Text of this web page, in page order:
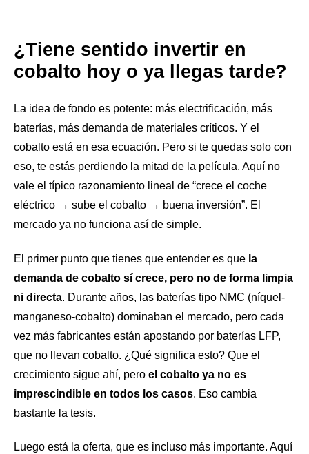
¿Tiene sentido invertir en
cobalto hoy o ya llegas tarde?
La idea de fondo es potente: más electrificación, más
baterías, más demanda de materiales críticos. Y el
cobalto está en esa ecuación. Pero si te quedas solo con
eso, te estás perdiendo la mitad de la película. Aquí no
vale el típico razonamiento lineal de “crece el coche
eléctrico → sube el cobalto → buena inversión”. El
mercado ya no funciona así de simple.
El primer punto que tienes que entender es que la
demanda de cobalto sí crece, pero no de forma limpia
ni directa. Durante años, las baterías tipo NMC (níquel-
manganeso-cobalto) dominaban el mercado, pero cada
vez más fabricantes están apostando por baterías LFP,
que no llevan cobalto. ¿Qué significa esto? Que el
crecimiento sigue ahí, pero el cobalto ya no es
imprescindible en todos los casos. Eso cambia
bastante la tesis.
Luego está la oferta, que es incluso más importante. Aquí